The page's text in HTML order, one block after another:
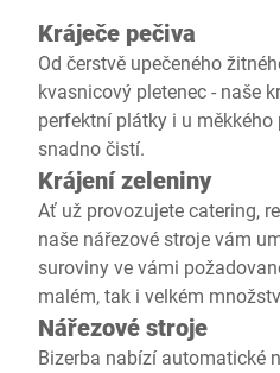
Kráječe pečiva
Od čerstvě upečeného
kvasnicový pletenec - naše
perfektní plátky i u měkkého
snadno čistí.
Krájení zeleniny
Ať už provozujete catering,
naše nářezové stroje vám
suroviny ve vámi
malém, tak i velkém
Nářezové stroje
Bizerba nabízí automatické